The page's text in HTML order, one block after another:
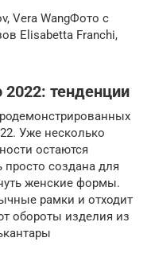
Vera WangФото с
Elisabetta Franchi,
тенденции
Уже несколько
остаются
создана для
женские формы.
рамки и отходит
обороты изделия из